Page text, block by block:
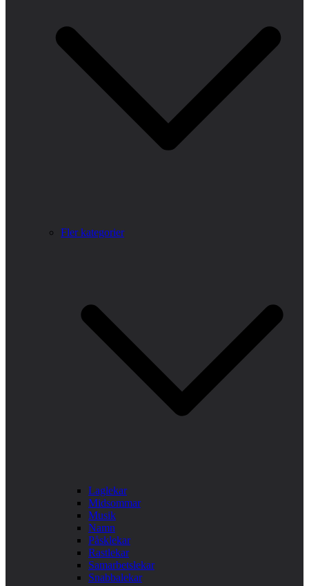
Fler kategorier
Laglekar
Midsommar
Musik
Namn
Påsklekar
Rastlekar
Samarbetslekar
Snabbalekar